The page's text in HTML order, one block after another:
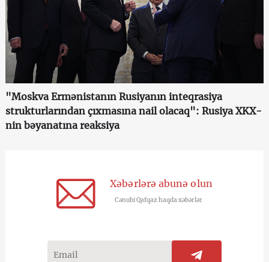
"Moskva Ermənistanın Rusiyanın inteqrasiya
strukturlarından çıxmasına nail olacaq": Rusiya XKX-
nin bəyanatına reaksiya
Xəbərlərə abunə olun
Cənubi Qafqaz haqda xəbərlər